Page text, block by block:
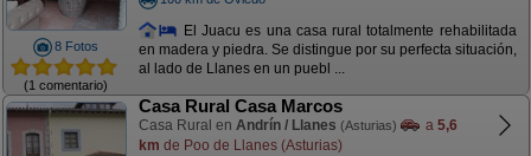
8 Fotos
(1 comentario)
El Juacu es una casa rural totalmente rehabilitada
en madera y piedra. Se distingue por su perfecta situación,
al lado de Llanes en un puebl ...
Casa Rural Casa Marcos
Casa Rural en Andrín / Llanes (Asturias) a 5,6
km de Poo de Llanes (Asturias)